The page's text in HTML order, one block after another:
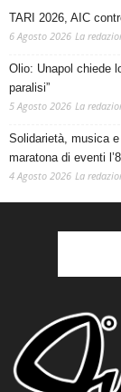
TARI 2026, AIC
6 Agosto 2026 La
Olio: Unapol chiede
paralisi”
5 Agosto 2026 La
Solidarietà, musica
maratona di eventi
4 Agosto 2026 La